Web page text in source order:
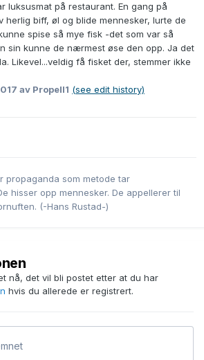
luksusmat på restaurant. En gang på
herlig biff, øl og blide mennesker, lurte de
spise så mye fisk -det som var så
sin kunne de nærmest øse den opp. Ja det
Likevel...veldig få fisket der, stemmer ikke
av Propell1 (see edit history)
propaganda som metode tar
hisser opp mennesker. De appellerer til
(-Hans Rustad-)
nå, det vil bli postet etter at du har
hvis du allerede er registrert.